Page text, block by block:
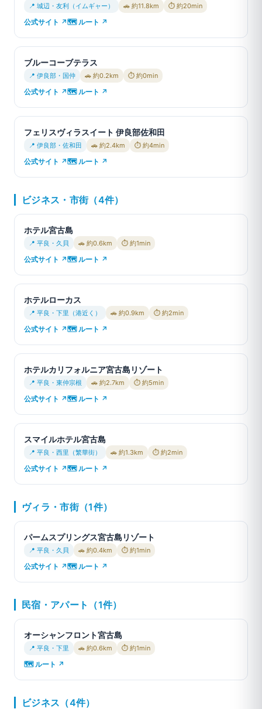
📍 城辺・友利（イムギャー） 🚗 約11.8km ⏱ 約20min
公式サイト ↗🗺 ルート ↗
ブルーコーブテラス
📍 伊良部・国仲 🚗 約0.2km ⏱ 約0min
公式サイト ↗🗺 ルート ↗
フェリスヴィラスイート 伊良部佐和田
📍 伊良部・佐和田 🚗 約2.4km ⏱ 約4min
公式サイト ↗🗺 ルート ↗
ビジネス・市街（4件）
ホテル宮古島
📍 平良・久貝 🚗 約0.6km ⏱ 約1min
公式サイト ↗🗺 ルート ↗
ホテルローカス
📍 平良・下里（港近く） 🚗 約0.9km ⏱ 約2min
公式サイト ↗🗺 ルート ↗
ホテルカリフォルニア宮古島リゾート
📍 平良・東仲宗根 🚗 約2.7km ⏱ 約5min
公式サイト ↗🗺 ルート ↗
スマイルホテル宮古島
📍 平良・西里（繁華街） 🚗 約1.3km ⏱ 約2min
公式サイト ↗🗺 ルート ↗
ヴィラ・市街（1件）
パームスプリングス宮古島リゾート
📍 平良・久貝 🚗 約0.4km ⏱ 約1min
公式サイト ↗🗺 ルート ↗
民宿・アパート（1件）
オーシャンフロント宮古島
📍 平良・下里 🚗 約0.6km ⏱ 約1min
🗺 ルート ↗
ビジネス（4件）